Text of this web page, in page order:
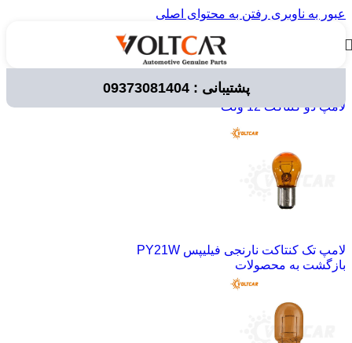
عبور به ناوبری رفتن به محتوای اصلی
پشتیبانی : 09373081404لوازم برقی خودرو/ لامپ خودرویی/ لامپ های 12 ولت
لامپ دو کنتاکت 12 ولت
لامپ تک کنتاکت نارنجی فیلیپس PY21W
بازگشت به محصولات